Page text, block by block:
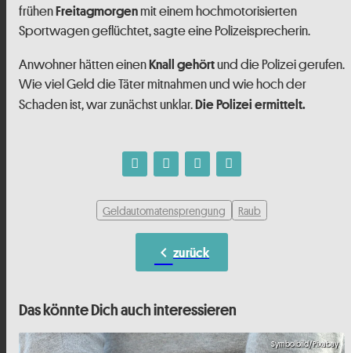
frühenFreitagmorgenmit einem hochmotorisierten
Sportwagen geflüchtet, sagte eine Polizeisprecherin.
Anwohner hätten einenKnall gehörtund die Polizei gerufen.
Wie viel Geld die Täter mitnahmen und wie hoch der
Schaden ist, war zunächst unklar.Die Polizei ermittelt.
Geldautomatensprengung Raub
chevron_left zurück
Das könnte Dich auch interessieren
Symbolbild/Pixabay